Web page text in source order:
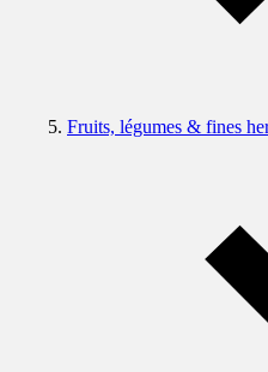
Fruits, légumes & fines